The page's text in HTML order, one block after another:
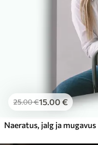
25.00€15 .00€
Naeratus, jalg ja mugavus